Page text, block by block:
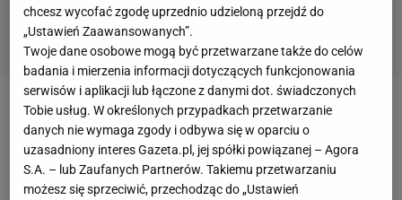
EXPOSE
Sikorski wygłosił expose i nagle padło:
Tomasiak. Ludzie Nawrockiego nie wytrzymali
Piotr Więcławek,26 LUTEGO 2026, 13:54
chcesz wycofać zgodę uprzednio udzieloną przejdź do
„Ustawień Zaawansowanych”.
Twoje dane osobowe mogą być przetwarzane także do celów
badania i mierzenia informacji dotyczących funkcjonowania
serwisów i aplikacji lub łączone z danymi dot. świadczonych
Tobie usług. W określonych przypadkach przetwarzanie
danych nie wymaga zgody i odbywa się w oparciu o
uzasadniony interes Gazeta.pl, jej spółki powiązanej – Agora
S.A. – lub Zaufanych Partnerów. Takiemu przetwarzaniu
możesz się sprzeciwić, przechodząc do „Ustawień